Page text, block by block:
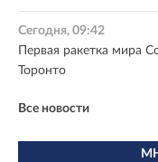
Сегодня, 09:42
Первая ракетка мира
Торонто
Все новости